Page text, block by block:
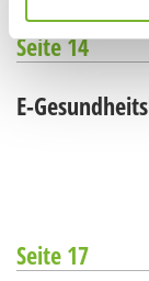
Seite 14
E-
Seite 17